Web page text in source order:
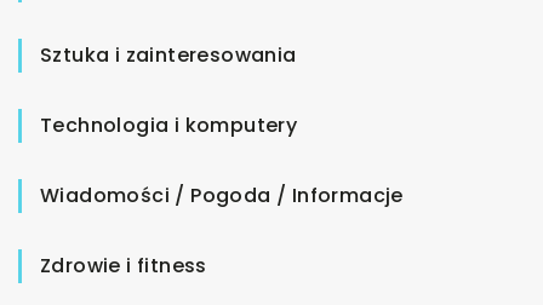
Sztuka i zainteresowania
Technologia i komputery
Wiadomości / Pogoda / Informacje
Zdrowie i fitness